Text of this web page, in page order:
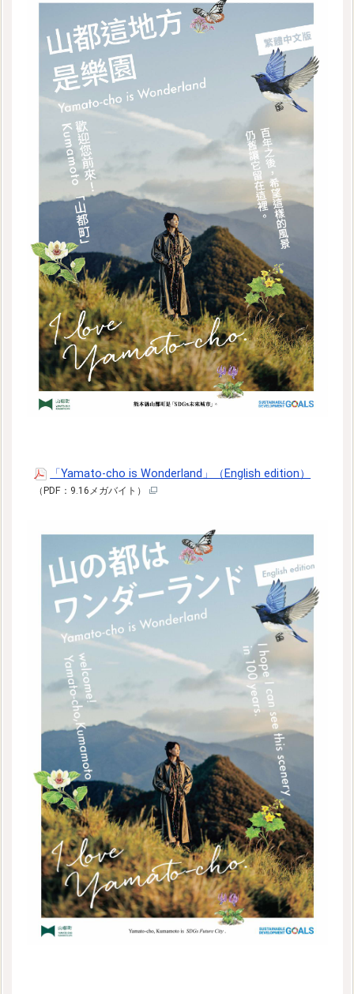
「Yamato-cho is Wonderland」（English edition）
（PDF：9.16メガバイト）